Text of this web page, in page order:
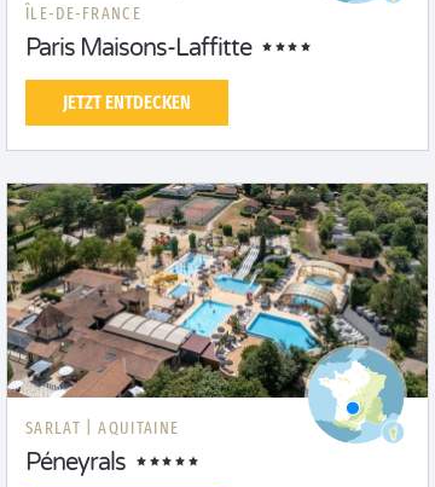
ÎLE-DE-FRANCE
Paris Maisons-Laffitte
JETZT ENTDECKEN
SARLAT | AQUITAINE
Péneyrals